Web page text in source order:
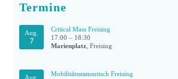
Termine
Aug.
7
Critical Mass Freising
17:00 – 18:30
Marienplatz , Freising
Aug.
Mobilitätsstammtisch Freising